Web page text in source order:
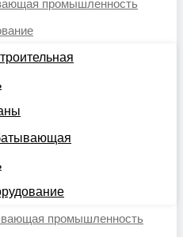
промышленность
промышленность